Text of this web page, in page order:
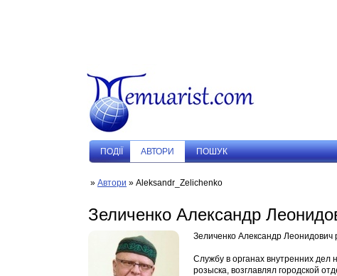
ПОДIЇ АВТОРИ ПОШУК
» Автори » Aleksandr_Zelichenko
Зеличенко Александр
Зеличенко Александр Леонидович
Службу в органах внутренних
розыска, возглавлял городской